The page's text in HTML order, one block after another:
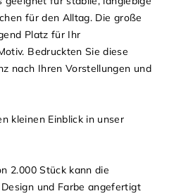
für den Alltag. Die große
Platz für Ihr
Bedruckten Sie diese
nach Ihren Vorstellungen und
kleinen Einblick in unser
2.000 Stück kann die
und Farbe angefertigt